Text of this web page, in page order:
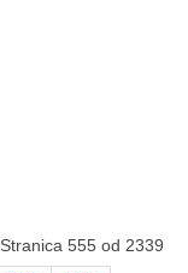
Stranica 555 od 2339